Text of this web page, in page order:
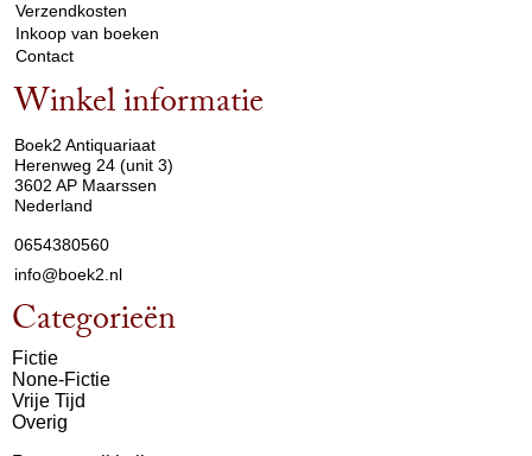
Verzendkosten
Inkoop van boeken
Contact
Winkel informatie
Boek2 Antiquariaat
Herenweg 24 (unit 3)
3602 AP Maarssen
Nederland
0654380560
info@boek2.nl
Categorieën
Fictie
None-Fictie
Vrije Tijd
Overig